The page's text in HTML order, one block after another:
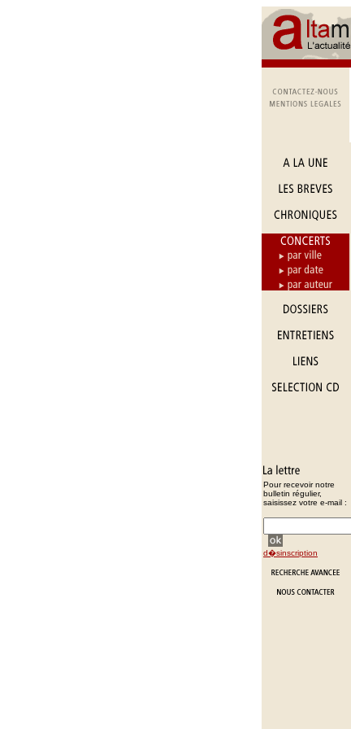
Pour recevoir notre
bulletin régulier,
saisissez votre e-mail :
d�sinscription